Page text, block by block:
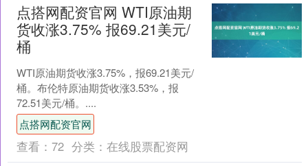
点搭网配资官网 WTI原油期
货收涨3.75% 报69.21美元/
桶
WTI原油期货收涨3.75%，报69.21美元/
桶。布伦特原油期货收涨3.53%，报
72.51美元/桶。....
点搭网配资官网
查看： 72 分类： 在线股票配资网